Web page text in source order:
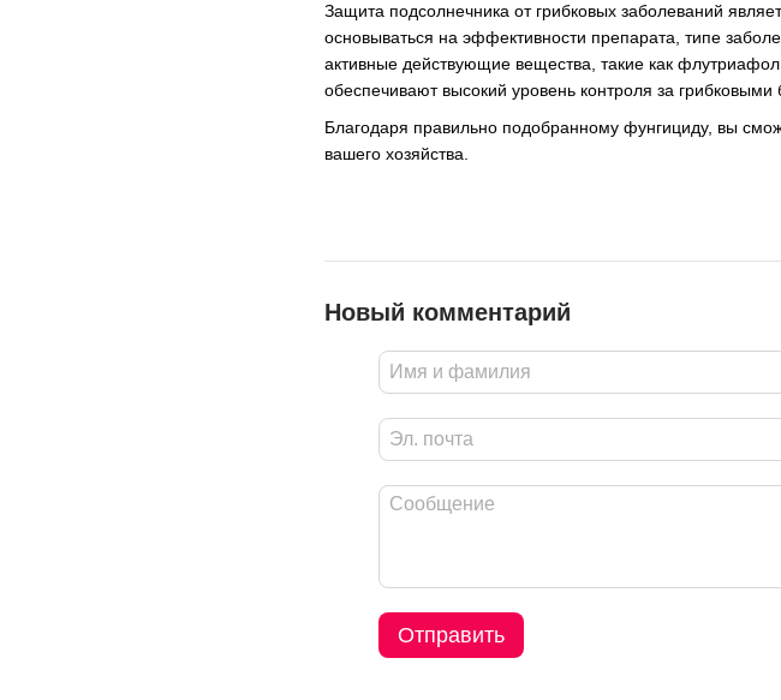
Защита подсолнечника от грибковых заболеваний
основываться на эффективности препарата, типе
активные действующие вещества, такие как флутриафол
обеспечивают высокий уровень контроля за грибковыми
Благодаря правильно подобранному фунгициду, вы
вашего хозяйства.
Новый комментарий
Отправить